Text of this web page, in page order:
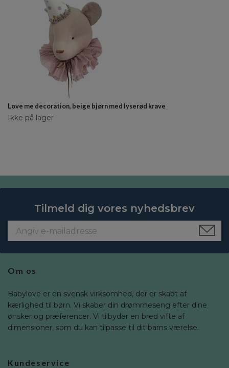
Love me decoration, beige bjørn med lyserød krave
Ikke på lager
Tilmeld dig vores nyhedsbrev
Om os
Babylove er en svensk virksomhed, der er skabt af
kærlighed til børn. Vi skaber din drømmeseng efter dine
ønsker og præferencer. Vi tilbyder en bred vifte af
dimensioner, som du kan tilpasse til dit barns værelse.
Kundeservice